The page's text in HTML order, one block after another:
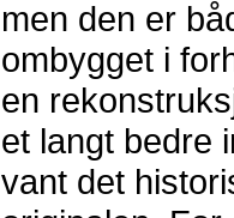
men den er
ombygget i
en
et langt bedre
vant det